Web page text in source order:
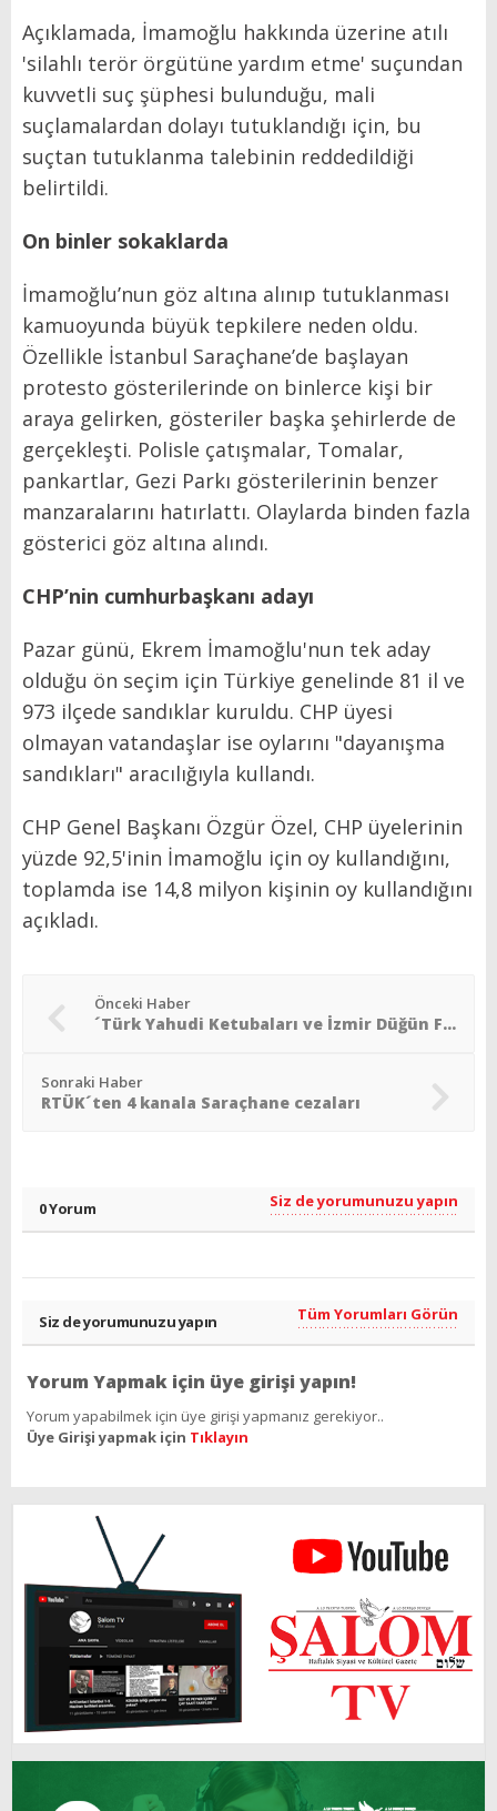
Açıklamada, İmamoğlu hakkında üzerine atılı
'silahlı terör örgütüne yardım etme' suçundan
kuvvetli suç şüphesi bulunduğu, mali
suçlamalardan dolayı tutuklandığı için, bu
suçtan tutuklanma talebinin reddedildiği
belirtildi.
On binler sokaklarda
İmamoğlu’nun göz altına alınıp tutuklanması
kamuoyunda büyük tepkilere neden oldu.
Özellikle İstanbul Saraçhane’de başlayan
protesto gösterilerinde on binlerce kişi bir
araya gelirken, gösteriler başka şehirlerde de
gerçekleşti. Polisle çatışmalar, Tomalar,
pankartlar, Gezi Parkı gösterilerinin benzer
manzaralarını hatırlattı. Olaylarda binden fazla
gösterici göz altına alındı.
CHP’nin cumhurbaşkanı adayı
Pazar günü, Ekrem İmamoğlu'nun tek aday
olduğu ön seçim için Türkiye genelinde 81 il ve
973 ilçede sandıklar kuruldu. CHP üyesi
olmayan vatandaşlar ise oylarını "dayanışma
sandıkları" aracılığıyla kullandı.
CHP Genel Başkanı Özgür Özel, CHP üyelerinin
yüzde 92,5'inin İmamoğlu için oy kullandığını,
toplamda ise 14,8 milyon kişinin oy kullandığını
açıkladı.
Önceki Haber
´Türk Yahudi Ketubaları ve İzmir Düğün Fotoğrafları´ Sergisi
Sonraki Haber
RTÜK´ten 4 kanala Saraçhane cezaları
0 Yorum Siz de yorumunuzu yapın
Siz de yorumunuzu yapın Tüm Yorumları Görün
Yorum Yapmak için üye girişi yapın!
Yorum yapabilmek için üye girişi yapmanız gerekiyor..
Üye Girişi yapmak için Tıklayın